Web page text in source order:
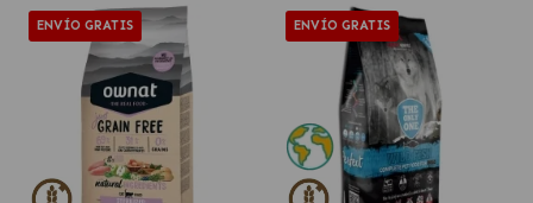
ENVÍO GRATIS ENVÍO GRATIS